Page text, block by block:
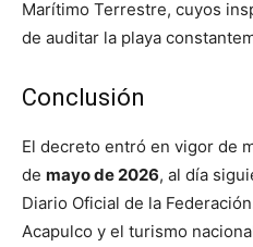
Marítimo Terrestre, cuyos
de auditar la playa
Conclusión
El decreto entró en vigor de
de mayo de 2026, al día
Diario Oficial de la
Acapulco y el turismo